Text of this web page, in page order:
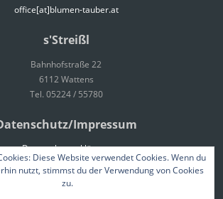
office[at]blumen-tauber.at
s'Streißl
Bahnhofstraße 22
6112 Wattens
Tel. 05224 / 55780
Impressum
Datenschutzerklärung
Impressum
Diese Website verwendet Cookies. Wenn du
nutzt, stimmst du der Verwendung von Cookies
zu.